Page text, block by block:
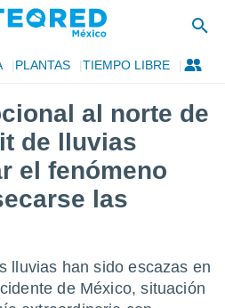
PLANTAS TIEMPO LIBRE
al norte de
de lluvias
el fenómeno
las
lluvias han sido escazas en
de México, situación